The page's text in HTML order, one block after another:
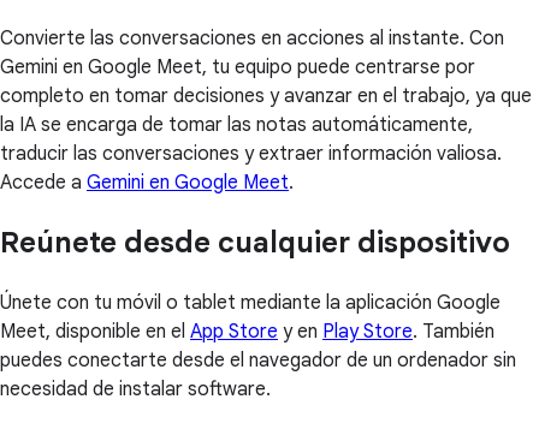
Convierte las conversaciones en acciones al instante. Con
Gemini en Google Meet, tu equipo puede centrarse por
completo en tomar decisiones y avanzar en el trabajo, ya que
la IA se encarga de tomar las notas automáticamente,
traducir las conversaciones y extraer información valiosa.
Accede a Gemini en Google Meet.
Reúnete desde cualquier dispositivo
Únete con tu móvil o tablet mediante la aplicación Google
Meet, disponible en el App Store y en Play Store. También
puedes conectarte desde el navegador de un ordenador sin
necesidad de instalar software.